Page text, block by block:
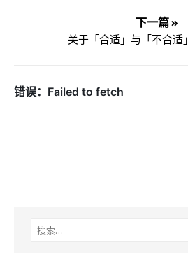
下一篇 »
关于「合适」与「不合适